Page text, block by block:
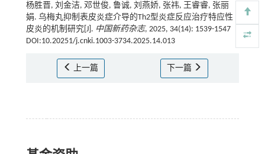
杨胜晋, 刘金洁, 邓世俊, 鲁诚, 刘燕娇, 张祎, 王睿睿, 张丽
娟. 乌梅丸抑制表皮炎症介导的Th2型炎症反应治疗特应性
皮炎的机制研究[J]. 中国新药杂志, 2025, 34(14): 1539-1547
DOI:10.20251/j.cnki.1003-3734.2025.14.013
上一篇 下一篇